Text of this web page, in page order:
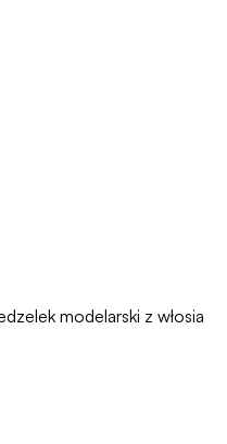
modelarski z włosia